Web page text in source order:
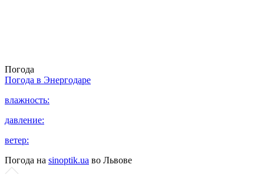
Погода
Погода в Энергодаре
влажность:
давление:
ветер:
Погода на sinoptik.ua во Львове